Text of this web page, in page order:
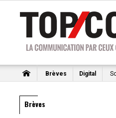
Brèves Digital
Brèves